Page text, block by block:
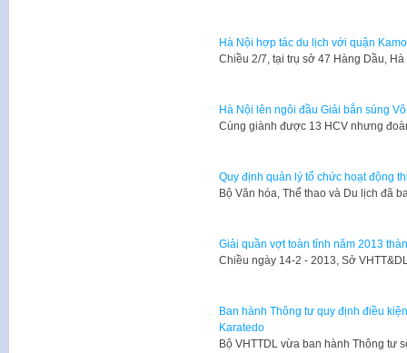
Hà Nội hợp tác du lịch với quận
​Chiều 2/7, tại trụ sở 47 Hàng Dầu,
Hà Nội lên ngôi đầu Giải bắn súng
Cùng giành được 13 HCV nhưng
Quy định quản lý tổ chức hoạt động
​Bộ Văn hóa, Thể thao và Du lịch đã
Giải quần vợt toàn tỉnh năm 2013
​Chiều ngày 14-2 - 2013, Sở
Ban hành Thông tư quy định điều
Karatedo
Bộ VHTTDL vừa ban hành Thông tư